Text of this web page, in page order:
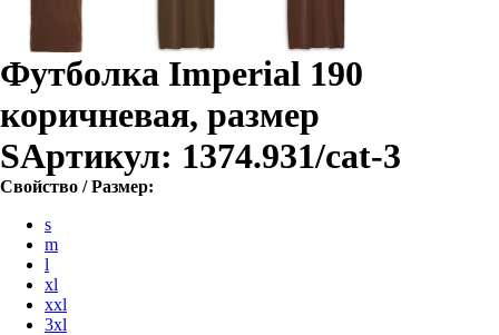
Футболка Imperial 190
коричневая, размер
SАртикул: 1374.931/cat-3
Свойство / Размер:
s
m
l
xl
xxl
3xl